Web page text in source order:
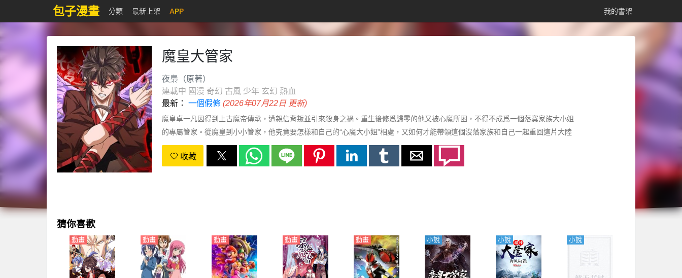
包子漫畫 分類 最新上架 APP 我的書架
魔皇大管家
夜梟（原著）
連載中 國漫 奇幻 古風 少年 玄幻 熱血
最新： 一個假條 (2026年07月22日 更新)
魔皇卓一凡因得到上古魔帝傳承，遭親信背叛並引來殺身之禍。重生後修爲歸零的他又被心魔所困，不得不成爲一個落寞家族大小姐
的專屬管家。從魔皇到小小管家，他究竟要怎樣和自己的“心魔大小姐”相處，又如何才能帶領這個沒落家族和自己一起重回這片大陸
的巔峰呢！
收藏
猜你喜歡
動畫 動畫 動畫 動畫 動畫 小說 小說 小說